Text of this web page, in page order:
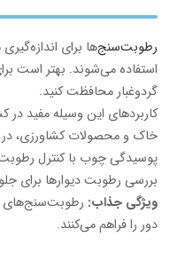
رطوبت‌سنج‌ها برای
استفاده می‌شوند. بهتر است
گردوغبار محافظت کنید.
کاربردهای این وسیله مفید
خاک و محصولات کشاورزی،
پوسیدگی چوب با کنترل
بررسی رطوبت دیوارها برای
ویژگی جذاب: رطوبت‌سنج‌های
دور را فراهم می‌کنند.